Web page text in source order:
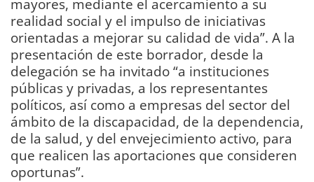
realidad social y el impulso de iniciativas
orientadas a mejorar su calidad de vida”. A la
presentación de este borrador, desde la
delegación se ha invitado “a instituciones
públicas y privadas, a los representantes
políticos, así como a empresas del sector del
ámbito de la discapacidad, de la dependencia,
de la salud, y del envejecimiento activo, para
que realicen las aportaciones que consideren
oportunas”.